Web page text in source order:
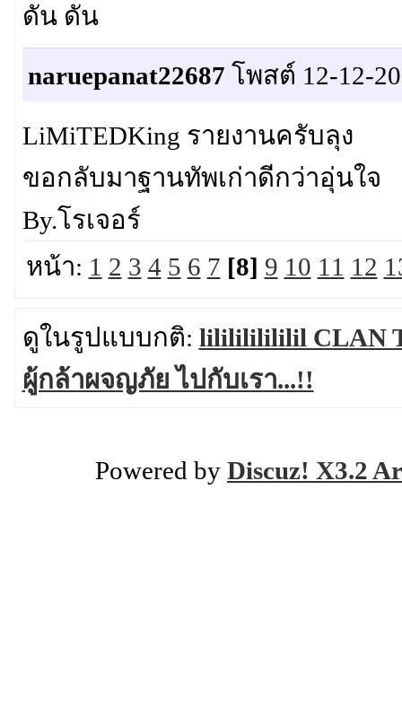
ดัน ดัน
naruepanat22687 โพสต์ 12-12-
LiMiTEDKing รายงานครับลุง
ขอกลับมาฐานทัพเก่าดีกว่าอุ่นใจ
By.โรเจอร์
หน้า: 1 2 3 4 5 6 7 [8] 9 10 11 12
ดูในรูปแบบกติ: lililililililil CLAN
ผู้กล้าผจญภัย ไปกับเรา...!!
Powered by Discuz! X3.2